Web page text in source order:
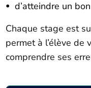
d’atteindre un
Chaque stage est
permet à l’élève de
comprendre ses